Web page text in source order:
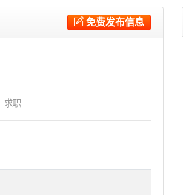
免费发布信息
求职